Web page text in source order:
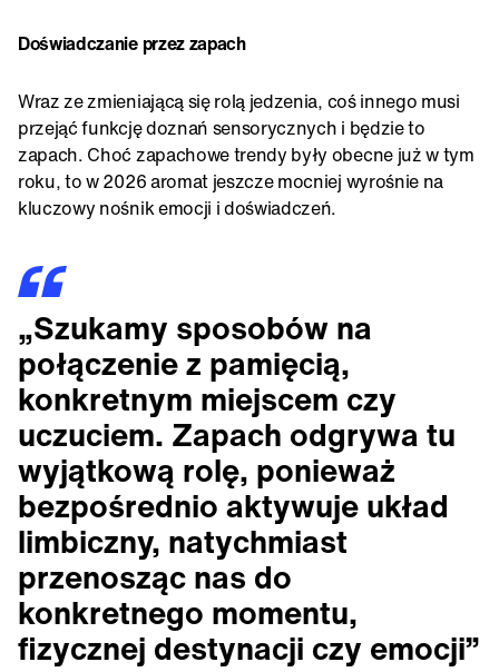
Doświadczanie przez zapach
Wraz ze zmieniającą się rolą jedzenia, coś innego musi
przejąć funkcję doznań sensorycznych i będzie to
zapach. Choć zapachowe trendy były obecne już w tym
roku, to w 2026 aromat jeszcze mocniej wyrośnie na
kluczowy nośnik emocji i doświadczeń.
„Szukamy sposobów na
połączenie z pamięcią,
konkretnym miejscem czy
uczuciem. Zapach odgrywa tu
wyjątkową rolę, ponieważ
bezpośrednio aktywuje układ
limbiczny, natychmiast
przenosząc nas do
konkretnego momentu,
fizycznej destynacji czy emocji”